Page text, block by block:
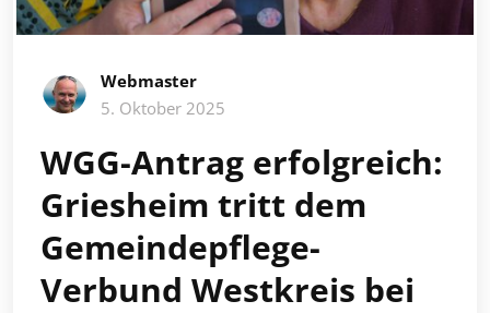
Webmaster
5. Oktober 2025
WGG-Antrag erfolgreich:
Griesheim tritt dem
Gemeindepflege-
Verbund Westkreis bei